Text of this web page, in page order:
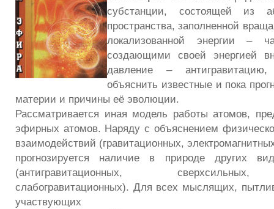
субстанции, состоящей из
пространства, заполненной
локализованной энергии –
создающими своей энергией
давление –
объяснить известные и пока
материи и причины её эволюции.
Рассматривается иная модель работы атомов,
эфирных атомов. Наряду с объяснением
взаимодействий (гравитационных,
прогнозируется наличие в природе других
(антигравитационных,
слабогравитационных). Для всех мыслящих,
участвующих